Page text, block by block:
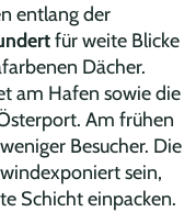
entlang der
für weite Blicke
Dächer.
am Hafen sowie die
Am frühen
Besucher. Die
sein,
Schicht einpacken.